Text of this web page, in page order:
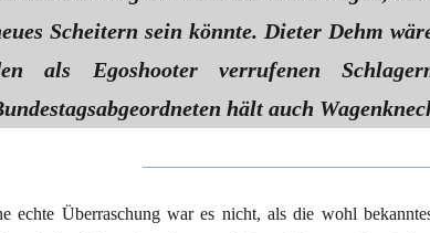
Scheitern sein könnte. Dieter Dehm
als Egoshooter verrufenen
hält auch
echte Überraschung war es nicht, als die wohl